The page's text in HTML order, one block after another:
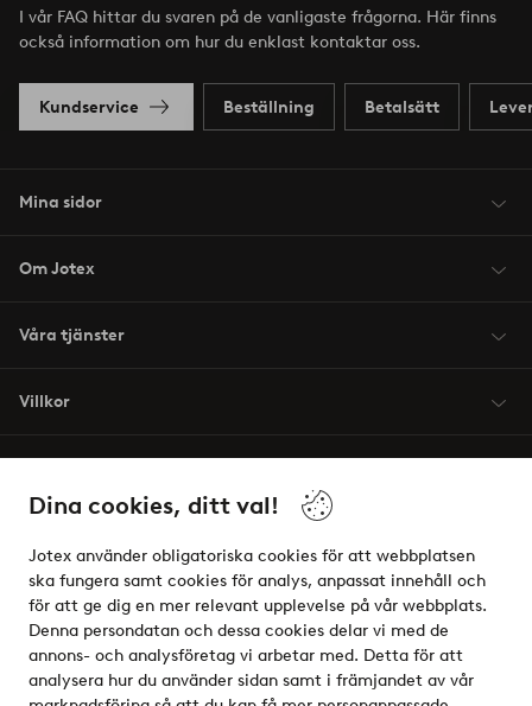
Dina cookies, ditt val!
Jotex använder obligatoriska cookies för att webbplatsen
ska fungera samt cookies för analys, anpassat innehåll och
för att ge dig en mer relevant upplevelse på vår webbplats.
Denna persondatan och dessa cookies delar vi med de
annons- och analysföretag vi arbetar med. Detta för att
analysera hur du använder sidan samt i främjandet av vår
I vår FAQ hittar du svaren på de vanligaste frågorna. Här finns
också information om hur du enklast kontaktar oss.
Kundservice Beställning Betalsätt
Mina sidor
Om Jotex
Våra tjänster
Villkor
Säkra betalningar - Betala direkt eller dela upp
Vill du veta mer om våra betalalternativ?
elpy